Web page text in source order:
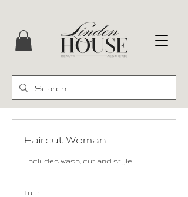
Haircut Woman
Includes wash, cut and style.
1 uur